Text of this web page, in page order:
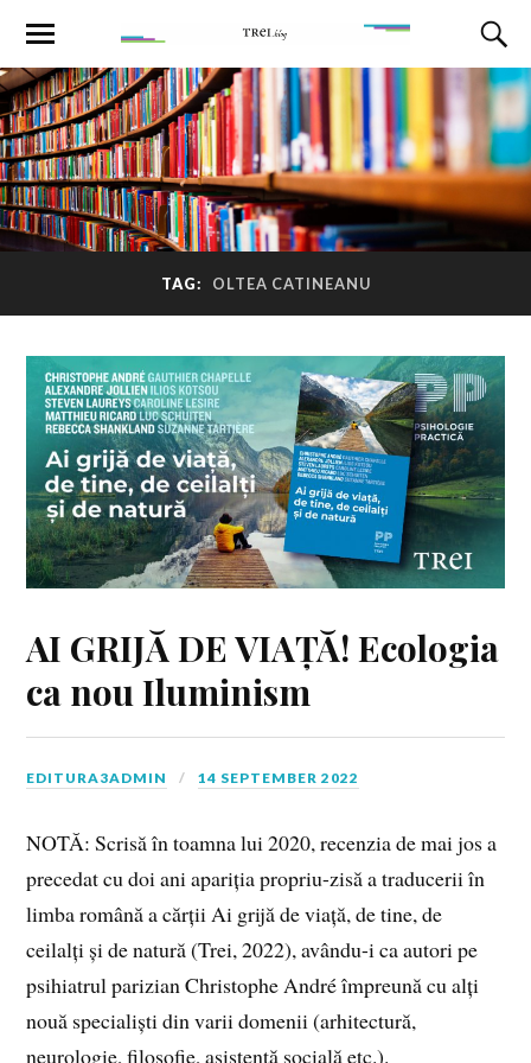
TAG: OLTEA CATINEANU
AI GRIJĂ DE VIAȚĂ! Ecologia
ca nou Iluminism
EDITURA3ADMIN 14 SEPTEMBER 2022
NOTĂ: Scrisă în toamna lui 2020, recenzia de mai jos a
precedat cu doi ani apariția propriu-zisă a traducerii în
limba română a cărții Ai grijă de viață, de tine, de
ceilalți și de natură (Trei, 2022), avându-i ca autori pe
psihiatrul parizian Christophe André împreună cu alți
nouă specialiști din varii domenii (arhitectură,
neurologie, filosofie, asistentă socială etc.).